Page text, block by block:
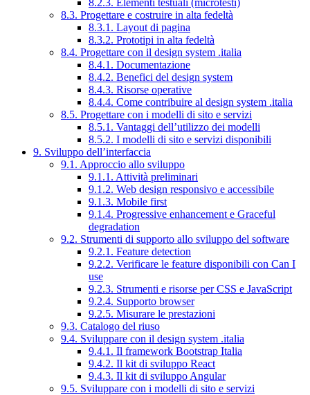
8.3. Progettare e costruire in alta fedeltà
8.3.1. Layout di pagina
8.3.2. Prototipi in alta fedeltà
8.4. Progettare con il design system .italia
8.4.1. Documentazione
8.4.2. Benefici del design system
8.4.3. Risorse operative
8.4.4. Come contribuire al design system .italia
8.5. Progettare con i modelli di sito e servizi
8.5.1. Vantaggi dell’utilizzo dei modelli
8.5.2. I modelli di sito e servizi disponibili
9. Sviluppo dell’interfaccia
9.1. Approccio allo sviluppo
9.1.1. Attività preliminari
9.1.2. Web design responsivo e accessibile
9.1.3. Mobile first
9.1.4. Progressive enhancement e Graceful
degradation
9.2. Strumenti di supporto allo sviluppo del software
9.2.1. Feature detection
9.2.2. Verificare le feature disponibili con Can I
use
9.2.3. Strumenti e risorse per CSS e JavaScript
9.2.4. Supporto browser
9.2.5. Misurare le prestazioni
9.3. Catalogo del riuso
9.4. Sviluppare con il design system .italia
9.4.1. Il framework Bootstrap Italia
9.4.2. Il kit di sviluppo React
9.4.3. Il kit di sviluppo Angular
9.5. Sviluppare con i modelli di sito e servizi